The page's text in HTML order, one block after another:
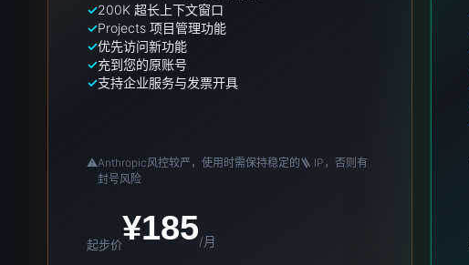
200K 超长上下文窗口
Projects 项目管理功能
优先访问新功能
充到您的原账号
支持企业服务与发票开具
⚠️Anthropic风控较严，使用时需保持稳定的🪜 IP，否则有
封号风险
起步价¥185/月